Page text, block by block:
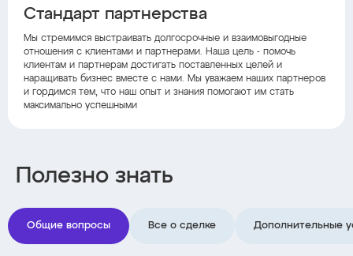
Стандарт партнерства
Мы стремимся выстраивать долгосрочные и взаимовыгодные
отношения с клиентами и партнерами. Наша цель - помочь
клиентам и партнерам достигать поставленных целей и
наращивать бизнес вместе с нами. Мы уважаем наших партнеров
и гордимся тем, что наш опыт и знания помогают им стать
максимально успешными
Полезно знать
Общие вопросы Все о сделке Дополнительные